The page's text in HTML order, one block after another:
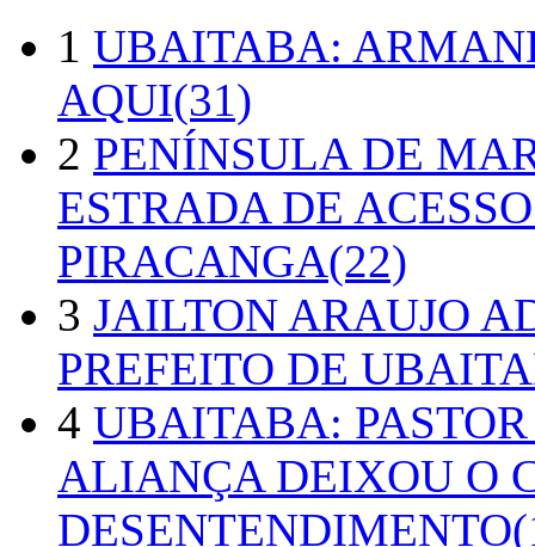
1 UBAITABA:
AQUI(31)
2 PENÍNSULA DE
ESTRADA DE
PIRACANGA(22)
3 JAILTON ARAUJO
PREFEITO DE
4 UBAITABA:
ALIANÇA DEIXOU O